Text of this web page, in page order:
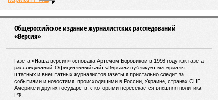
деловой активностью, а сугубой благотворительностью, не
инвестировало, а раздавало пожертвования, не
зарабатывало само, а давало зарабатывать другим и,
выходит, никак не гарантировало собственные интересы.
«Пока самая популярная в Армении точка зрения по
национализировать пути сообщения и, естественно,
ничего РЖД не компенсировать. Модернизация железных
дорог Армении за счёт России в Ереване считается
совершенно естественной»